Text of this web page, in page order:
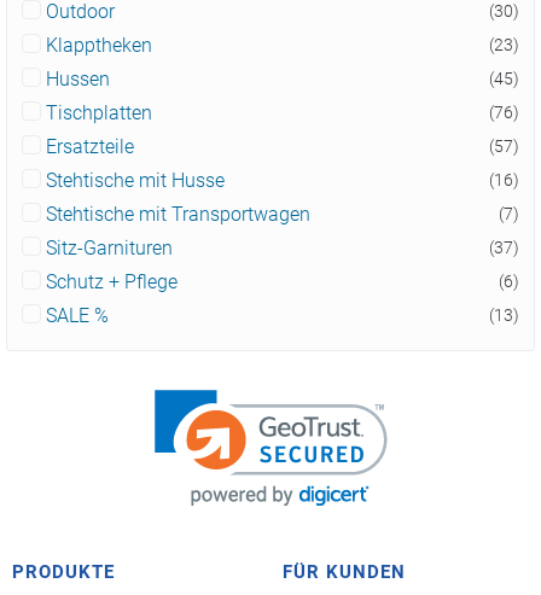
Outdoor (30)
Klapptheken (23)
Hussen (45)
Tischplatten (76)
Ersatzteile (57)
Stehtische mit Husse (16)
Stehtische mit Transportwagen (7)
Sitz-Garnituren (37)
Schutz + Pflege (6)
SALE % (13)
PRODUKTE FÜR KUNDEN